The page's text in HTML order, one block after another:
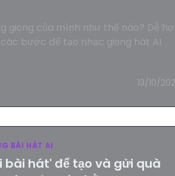
giọng của mình như thế nào? Dễ
bước để tạo nhạc giọng hát AI
13/10/
BÀI HÁT AI
bài hát' để tạo và gửi quà